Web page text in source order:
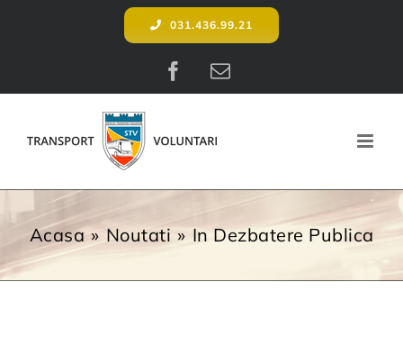
031.436.99.21
Facebook
E-
mail:
Acasa Noutati In Dezbatere Publica